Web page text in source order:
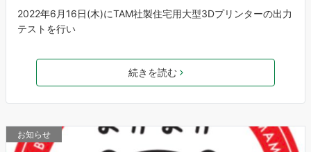
2022年6月16日(木)にTAM社製住宅用大型3Dプリンターの出力
テストを行い
続きを読む
お知らせ